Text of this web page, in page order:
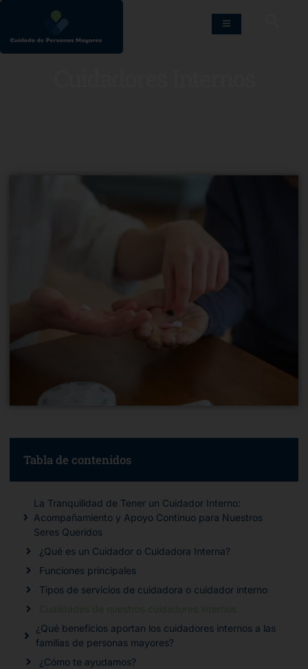
Tabla de contenidos
La Tranquilidad de Tener un Cuidador Interno:
Acompañamiento y Apoyo Continuo para Nuestros
Seres Queridos
¿Qué es un Cuidador o Cuidadora Interna?
Funciones principales
Tipos de servicios de cuidadora o cuidador interno
¿Qué beneficios aportan los cuidadores internos a las
familias de personas mayores?
¿Cómo te ayudamos?